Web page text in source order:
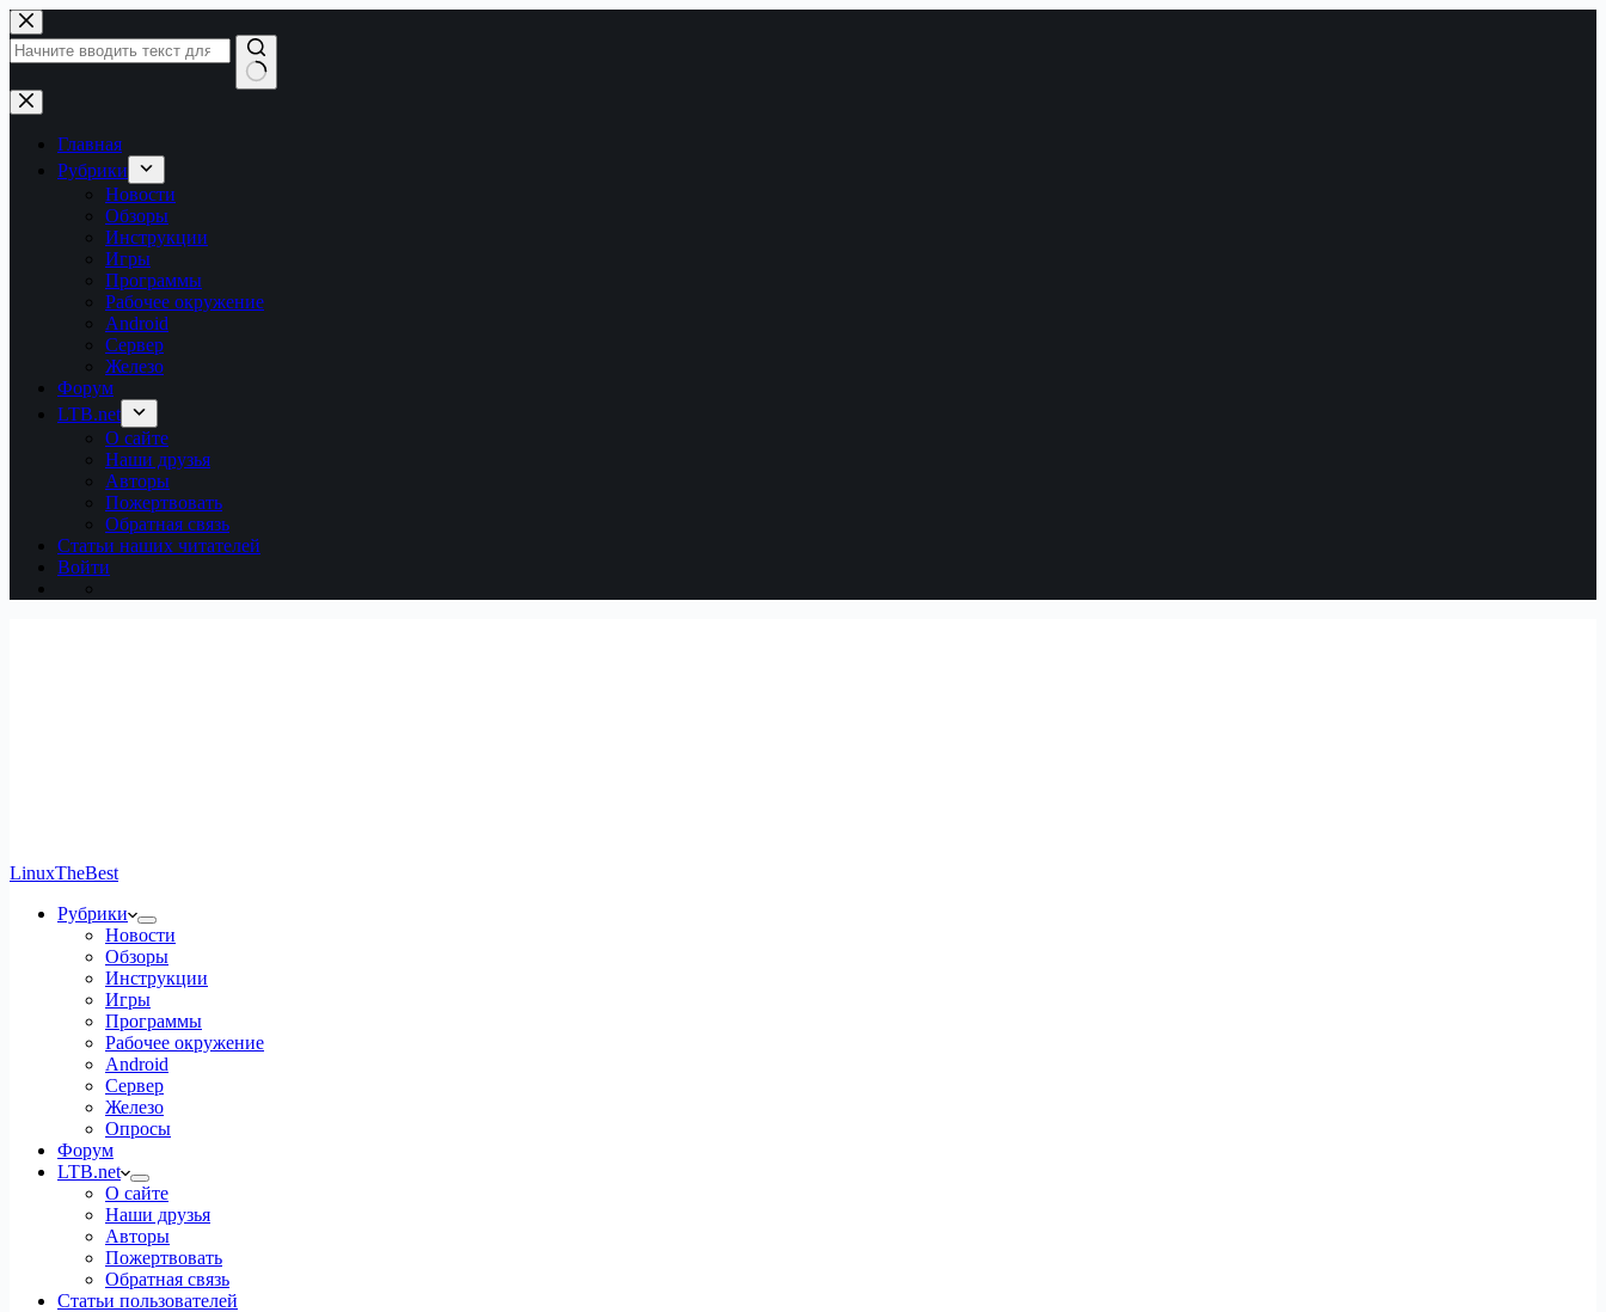
Перейти
к
сути
Ничего
не
найденоГлавная
Рубрики
Новости
Обзоры
Инструкции
Игры
Программы
Рабочее окружение
Android
Сервер
Железо
Форум
LTB.net
О сайте
Наши друзья
Авторы
Пожертвовать
Обратная связь
Статьи наших читателей
Войти
LinuxTheBest
Рубрики
Новости
Обзоры
Инструкции
Игры
Программы
Рабочее окружение
Android
Сервер
Железо
Опросы
Форум
LTB.net
О сайте
Наши друзья
Авторы
Пожертвовать
Обратная связь
Статьи пользователей